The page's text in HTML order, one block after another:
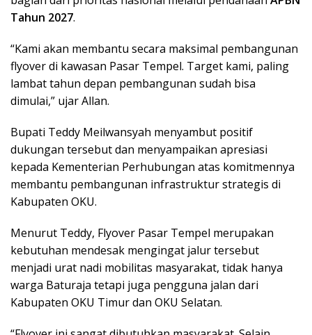
Tahun 2027.
“Kami akan membantu secara maksimal pembangunan
flyover di kawasan Pasar Tempel. Target kami, paling
lambat tahun depan pembangunan sudah bisa
dimulai,” ujar Allan.
Bupati Teddy Meilwansyah menyambut positif
dukungan tersebut dan menyampaikan apresiasi
kepada Kementerian Perhubungan atas komitmennya
membantu pembangunan infrastruktur strategis di
Kabupaten OKU.
Menurut Teddy, Flyover Pasar Tempel merupakan
kebutuhan mendesak mengingat jalur tersebut
menjadi urat nadi mobilitas masyarakat, tidak hanya
warga Baturaja tetapi juga pengguna jalan dari
Kabupaten OKU Timur dan OKU Selatan.